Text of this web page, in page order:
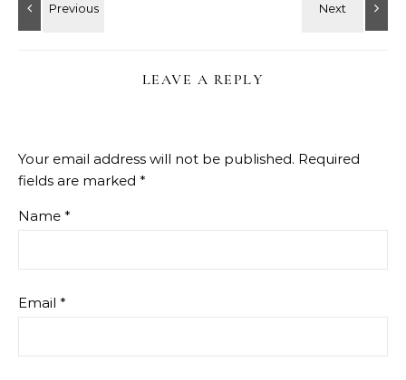
LEAVE A REPLY
Your email address will not be published. Required
fields are marked *
Name *
Email *